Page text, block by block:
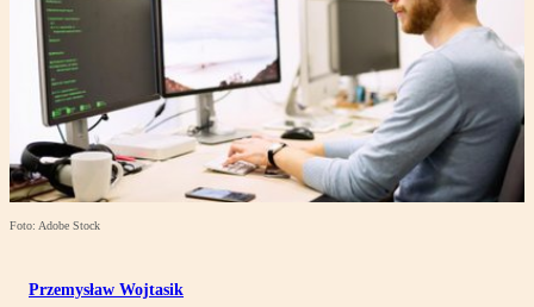
Foto: Adobe Stock
Przemysław Wojtasik